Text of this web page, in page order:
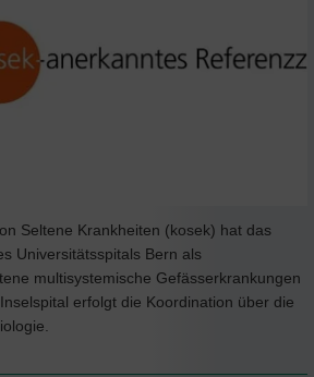
Seltene Krankheiten (kosek) hat das
Universitätsspitals Bern als
multisystemische Gefässerkrankungen
erfolgt die Koordination über die